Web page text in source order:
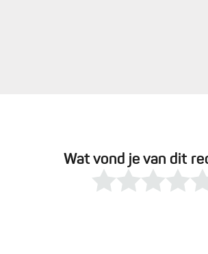
Wat vond je van dit